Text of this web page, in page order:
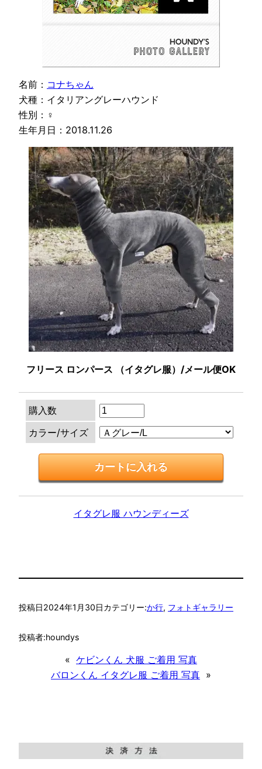
名前： コナちゃん
犬種：イタリアングレーハウンド
性別：♀
生年月日：2018.11.26
フリース ロンパース （イタグレ服）/メール便OK
購入数
カラー/サイズ
イタグレ服 ハウンディーズ
投稿日2024年1月30日カテゴリー:か行, フォトギャラリー
投稿者:houndys
« ケビンくん 犬服 ご着用 写真
バロンくん イタグレ服 ご着用 写真 »